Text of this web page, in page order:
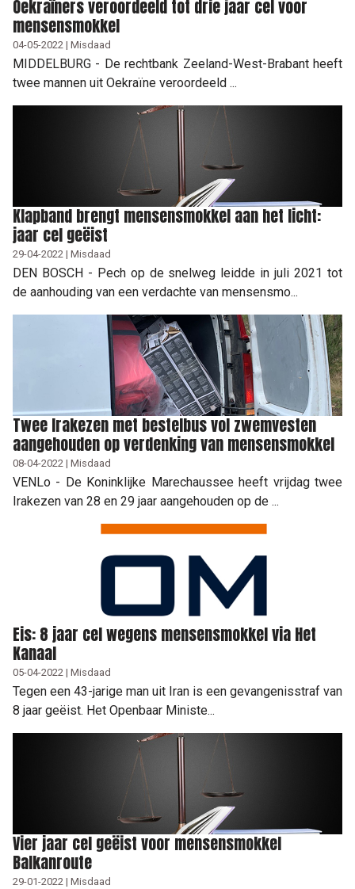
Oekraïners veroordeeld tot drie jaar cel voor
mensensmokkel
04-05-2022 | Misdaad
MIDDELBURG - De rechtbank Zeeland-West-Brabant heeft
twee mannen uit Oekraïne veroordeeld ...
Klapband brengt mensensmokkel aan het licht:
jaar cel geëist
29-04-2022 | Misdaad
DEN BOSCH - Pech op de snelweg leidde in juli 2021 tot
de aanhouding van een verdachte van mensensmo...
Twee Irakezen met bestelbus vol zwemvesten
aangehouden op verdenking van mensensmokkel
08-04-2022 | Misdaad
VENLo - De Koninklijke Marechaussee heeft vrijdag twee
Irakezen van 28 en 29 jaar aangehouden op de ...
Eis: 8 jaar cel wegens mensensmokkel via Het
Kanaal
05-04-2022 | Misdaad
Tegen een 43-jarige man uit Iran is een gevangenisstraf van
8 jaar geëist. Het Openbaar Ministe...
Vier jaar cel geëist voor mensensmokkel
Balkanroute
29-01-2022 | Misdaad